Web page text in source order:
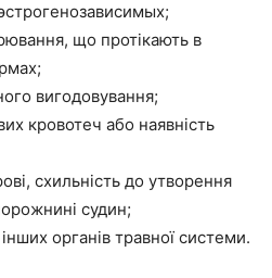
що протікають в
вигодовування;
кровотеч або наявність
схильність до утворення
судин;
органів травної системи.